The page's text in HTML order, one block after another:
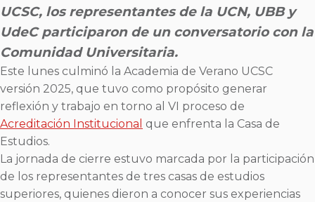
UCSC, los representantes de la UCN, UBB y
UdeC participaron de un conversatorio con la
Comunidad Universitaria.
Este lunes culminó la Academia de Verano UCSC
versión 2025, que tuvo como propósito generar
reflexión y trabajo en torno al VI proceso de
Acreditación Institucional que enfrenta la Casa de
Estudios.
La jornada de cierre estuvo marcada por la participación
de los representantes de tres casas de estudios
superiores, quienes dieron a conocer sus experiencias